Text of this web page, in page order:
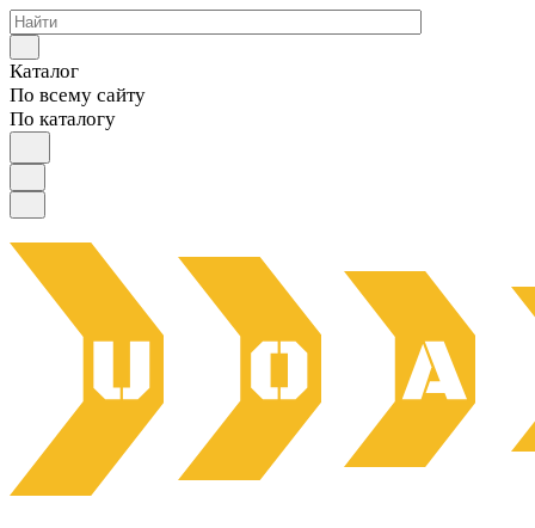
Каталог
По всему сайту
По каталогу